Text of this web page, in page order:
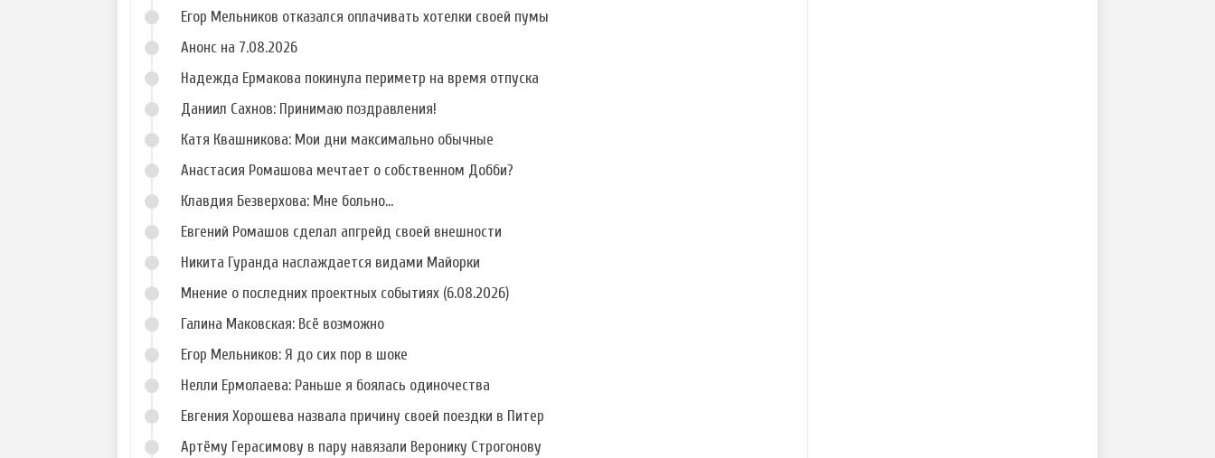
Егор Мельников отказался оплачивать хотелки своей пумы
Анонс на 7.08.2026
Надежда Ермакова покинула периметр на время отпуска
Даниил Сахнов: Принимаю поздравления!
Катя Квашникова: Мои дни максимально обычные
Анастасия Ромашова мечтает о собственном Добби?
Клавдия Безверхова: Мне больно...
Евгений Ромашов сделал апгрейд своей внешности
Никита Гуранда наслаждается видами Майорки
Мнение о последних проектных событиях (6.08.2026)
Галина Маковская: Всё возможно
Егор Мельников: Я до сих пор в шоке
Нелли Ермолаева: Раньше я боялась одиночества
Евгения Хорошева назвала причину своей поездки в Питер
Артёму Герасимову в пару навязали Веронику Строгонову